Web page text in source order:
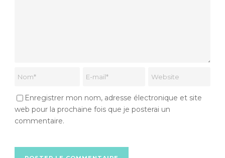
Enregistrer mon nom, adresse électronique et site
web pour la prochaine fois que je posterai un
commentaire.